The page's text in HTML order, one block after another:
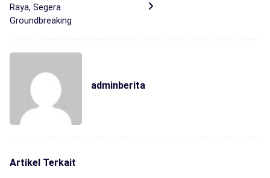
Raya, Segera
Groundbreaking
adminberita
Artikel Terkait